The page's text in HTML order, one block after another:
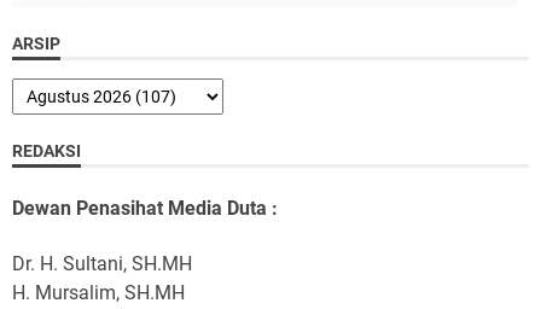
ARSIP
REDAKSI
Dewan Penasihat Media Duta :
Dr. H. Sultani, SH.MH
H. Mursalim, SH.MH